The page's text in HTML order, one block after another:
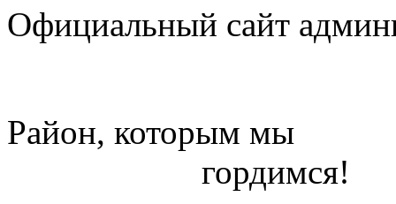
Официальный сайт
Район, которым мы
гордимся!